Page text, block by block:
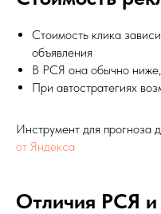
Стоимость клика
объявления
В РСЯ она обычно
При автостратегиях
Инструмент для прогноза
от Яндекса
Отличия РСЯ